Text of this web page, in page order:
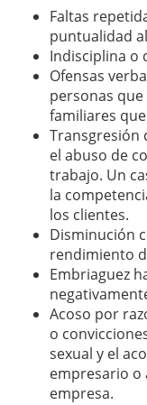
Faltas
puntualidad
Indisciplina o
Ofensas
personas
familiares
Transgresión
el abuso de
trabajo. Un
la
los clientes.
Disminución
rendimiento
Embriaguez
Acoso por
o
sexual y el
empresario o
empresa.